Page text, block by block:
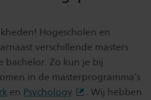
Hogescholen en
verschillende masters
bachelor. Zo kun je bij
in de masterprogramma’s
en Psychology
. Wij hebben